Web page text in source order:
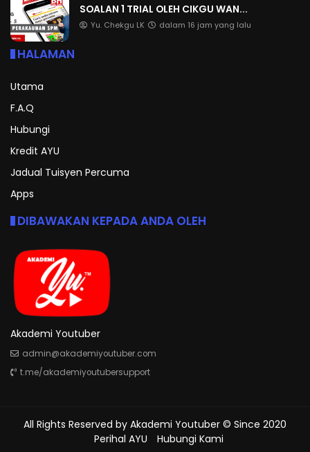
SOALAN 1 TRIAL OLEH CIKGU WAN...
Yu. Chekgu LK dalam 16 jam yang lalu
HALAMAN
Utama
F.A.Q
Hubungi
Kredit AYU
Jadual Tuisyen Percuma
Apps
DIBAWAKAN KEPADA ANDA OLEH
Akademi Youtuber
admin@akademiyoutuber.com
t.me/akademiyoutubersupport
All Rights Reserved by Akademi Youtuber © Since 2020
Perihal AYU
Hubungi Kami